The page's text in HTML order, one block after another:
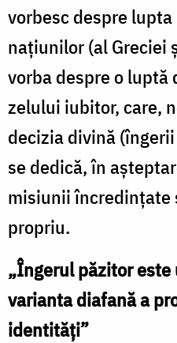
vorbesc despre
naţiunilor (al Greciei
vorba despre o luptă
zelului iubitor, care,
decizia divină
se dedică, în
misiunii încredinţate
propriu.
„Îngerul păzitor
varianta diafană a
identităţi”